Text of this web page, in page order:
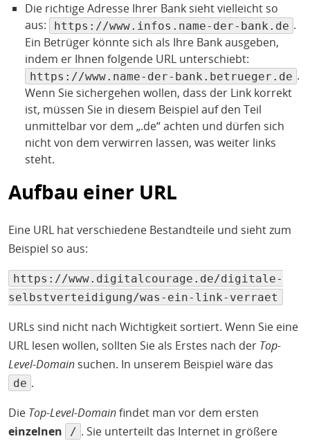
Die richtige Adresse Ihrer Bank sieht vielleicht so
aus:
https://www.infos.name-der-bank.de .
Ein Betrüger könnte sich als Ihre Bank ausgeben,
indem er Ihnen folgende URL unterschiebt:
https://www.name-der-bank.betrueger.de .
Wenn Sie sichergehen wollen, dass der Link korrekt
ist, müssen Sie in diesem Beispiel auf den Teil
unmittelbar vor dem „.de“ achten und dürfen sich
nicht von dem verwirren lassen, was weiter links
steht.
Aufbau einer URL
Eine URL hat verschiedene Bestandteile und sieht zum
Beispiel so aus:
https://www.digitalcourage.de/digitale-
selbstverteidigung/was-ein-link-verraet
URLs sind nicht nach Wichtigkeit sortiert. Wenn Sie eine
URL lesen wollen, sollten Sie als Erstes nach der Top-
Level-Domain suchen. In unserem Beispiel wäre das
de .
Die Top-Level-Domainfindet man vor dem ersten
einzelnen
/ . Sie unterteilt das Internet in größere